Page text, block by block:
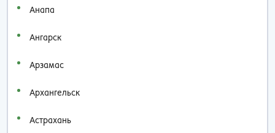
Анапа
Ангарск
Арзамас
Архангельск
Астрахань